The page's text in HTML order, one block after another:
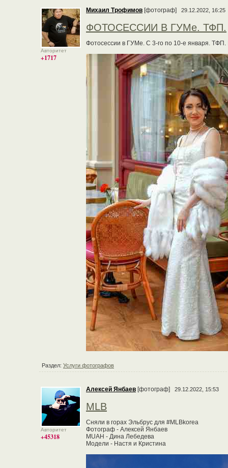
Авторитет
+1717
Михаил Трофимов [фотограф] 29.12.2022, 16:25
ФОТОСЕССИИ В ГУМе. ТФП.
Фотосессии в ГУМе. С 3-го по 10-е января.
Раздел: Услуги фотографов
Авторитет
+45318
Алексей Янбаев [фотограф] 29.12.2022, 15:53
MLB
Сняли в горах Эльбрус для #MLBkorea
Фотограф - Алексей Янбаев
MUAH - Дина Лебедева
Модели - Настя и Кристина